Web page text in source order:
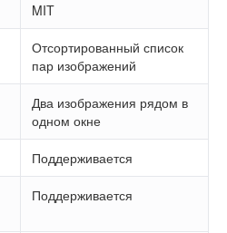
MIT
Отсортированный список
пар изображений
Два изображения рядом в
одном окне
Поддерживается
Поддерживается